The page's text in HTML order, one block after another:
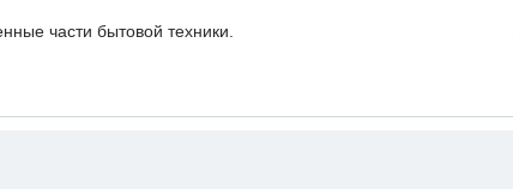
части бытовой техники.